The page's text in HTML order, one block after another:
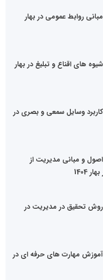
روابط عمومی در بهار
های اقناع و تبلیغ در بهار
وسایل سمعی و بصری در
و مبانی مدیریت از
1404
تحقیق در مدیریت در
مهارت های حرفه ای در